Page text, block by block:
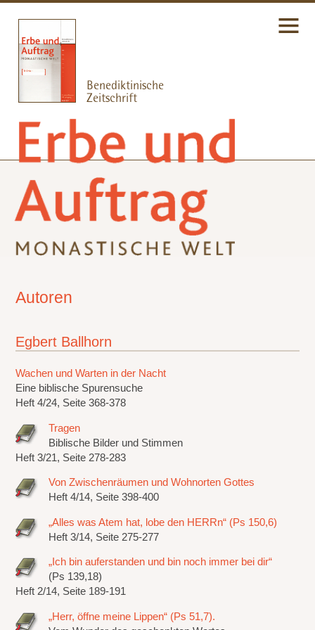
Autoren
Egbert Ballhorn
Wachen und Warten in der Nacht
Eine biblische Spurensuche
Heft 4/24, Seite 368-378
Tragen
Biblische Bilder und Stimmen
Heft 3/21, Seite 278-283
Von Zwischenräumen und Wohnorten Gottes
Heft 4/14, Seite 398-400
„Alles was Atem hat, lobe den HERRn“ (Ps 150,6)
Heft 3/14, Seite 275-277
„Ich bin auferstanden und bin noch immer bei dir“
(Ps 139,18)
Heft 2/14, Seite 189-191
„Herr, öffne meine Lippen“ (Ps 51,7).